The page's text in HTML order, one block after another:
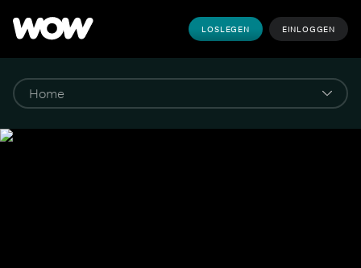
LOSLEGEN EINLOGGEN